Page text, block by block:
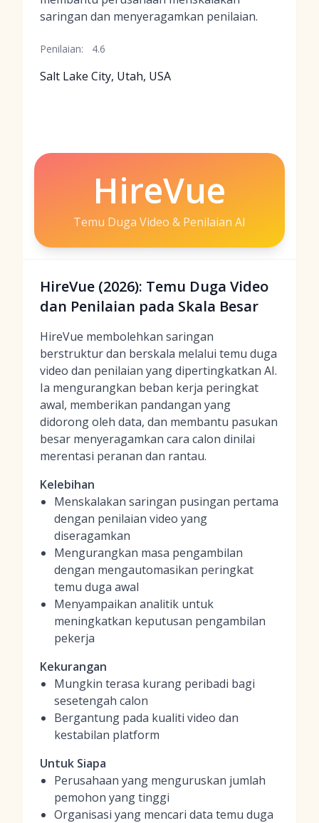
saringan dan menyeragamkan penilaian.
Penilaian: 4.6
Salt Lake City, Utah, USA
HireVue
Temu Duga Video & Penilaian AI
HireVue (2026): Temu Duga Video
dan Penilaian pada Skala Besar
HireVue membolehkan saringan
berstruktur dan berskala melalui temu duga
video dan penilaian yang dipertingkatkan AI.
Ia mengurangkan beban kerja peringkat
awal, memberikan pandangan yang
didorong oleh data, dan membantu pasukan
besar menyeragamkan cara calon dinilai
merentasi peranan dan rantau.
Kelebihan
Menskalakan saringan pusingan pertama
dengan penilaian video yang
diseragamkan
Mengurangkan masa pengambilan
dengan mengautomasikan peringkat
temu duga awal
Menyampaikan analitik untuk
meningkatkan keputusan pengambilan
pekerja
Kekurangan
Mungkin terasa kurang peribadi bagi
sesetengah calon
Bergantung pada kualiti video dan
kestabilan platform
Untuk Siapa
Perusahaan yang menguruskan jumlah
pemohon yang tinggi
Organisasi yang mencari data temu duga